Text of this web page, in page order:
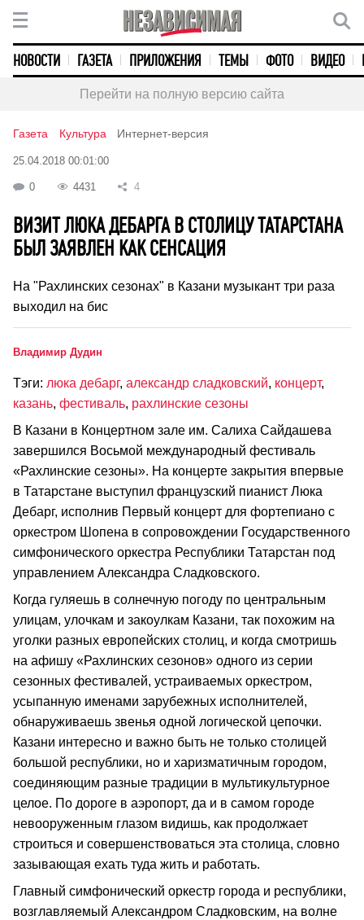
НОВОСТИ ГАЗЕТА ПРИЛОЖЕНИЯ ТЕМЫ ФОТО ВИДЕО
Перейти на полную версию сайта
Газета Культура Интернет-версия
25.04.2018 00:01:00
0 4431 4
ВИЗИТ ЛЮКА ДЕБАРГА В СТОЛИЦУ ТАТАРСТАНА
БЫЛ ЗАЯВЛЕН КАК СЕНСАЦИЯ
На "Рахлинских сезонах" в Казани музыкант три раза
выходил на бис
Владимир Дудин
Тэги: люка дебарг, александр сладковский, концерт,
казань, фестиваль, рахлинские сезоны
В Казани в Концертном зале им. Салиха Сайдашева
завершился Восьмой международный фестиваль
«Рахлинские сезоны». На концерте закрытия впервые
в Татарстане выступил французский пианист Люка
Дебарг, исполнив Первый концерт для фортепиано с
оркестром Шопена в сопровождении Государственного
симфонического оркестра Республики Татарстан под
управлением Александра Сладковского.
Когда гуляешь в солнечную погоду по центральным
улицам, улочкам и закоулкам Казани, так похожим на
уголки разных европейских столиц, и когда смотришь
на афишу «Рахлинских сезонов» одного из серии
сезонных фестивалей, устраиваемых оркестром,
усыпанную именами зарубежных исполнителей,
обнаруживаешь звенья одной логической цепочки.
Казани интересно и важно быть не только столицей
большой республики, но и харизматичным городом,
соединяющим разные традиции в мультикультурное
целое. По дороге в аэропорт, да и в самом городе
невооруженным глазом видишь, как продолжает
строиться и совершенствоваться эта столица, словно
зазывающая ехать туда жить и работать.
Главный симфонический оркестр города и республики,
возглавляемый Александром Сладковским, на волне